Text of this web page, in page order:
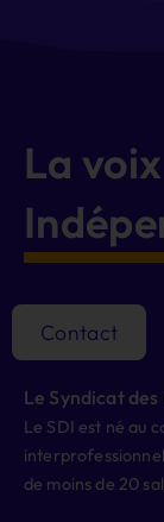
La
Contact
Le Syndicat
Le SDI est né au
de moins de 20